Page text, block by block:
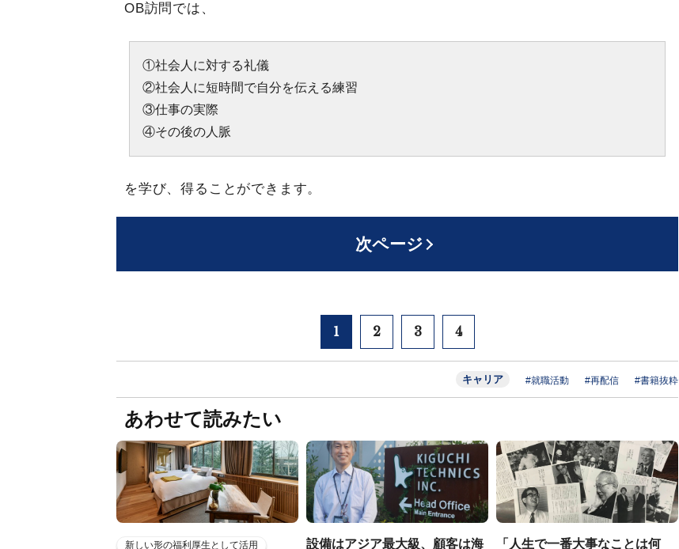
OB訪問では、
①社会人に対する礼儀
②社会人に短時間で自分を伝える練習
③仕事の実際
④その後の人脈
を学び、得ることができます。
次ページ
1 2 3 4
キャリア #就職活動 #再配信 #書籍抜粋
あわせて読みたい
新しい形の福利厚生として活用 設備はアジア最大級、顧客は海 「人生で一番大事なことは何